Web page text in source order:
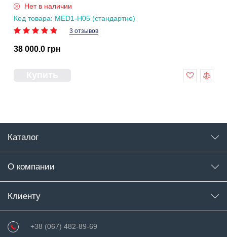
Нет в наличии
Код товара: MED1-H05 (стандартне)
3 отзывов
38 000.0 грн
Каталог
О компании
Клиенту
+38 (067) 482-89-69